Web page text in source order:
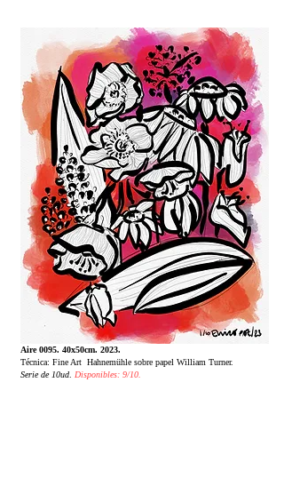
Aire 0095. 40x50cm. 2023.
Técnica: Fine Art Hahnemühle sobre papel William Turner.
Serie de 10ud
Disponibles: 9/10.